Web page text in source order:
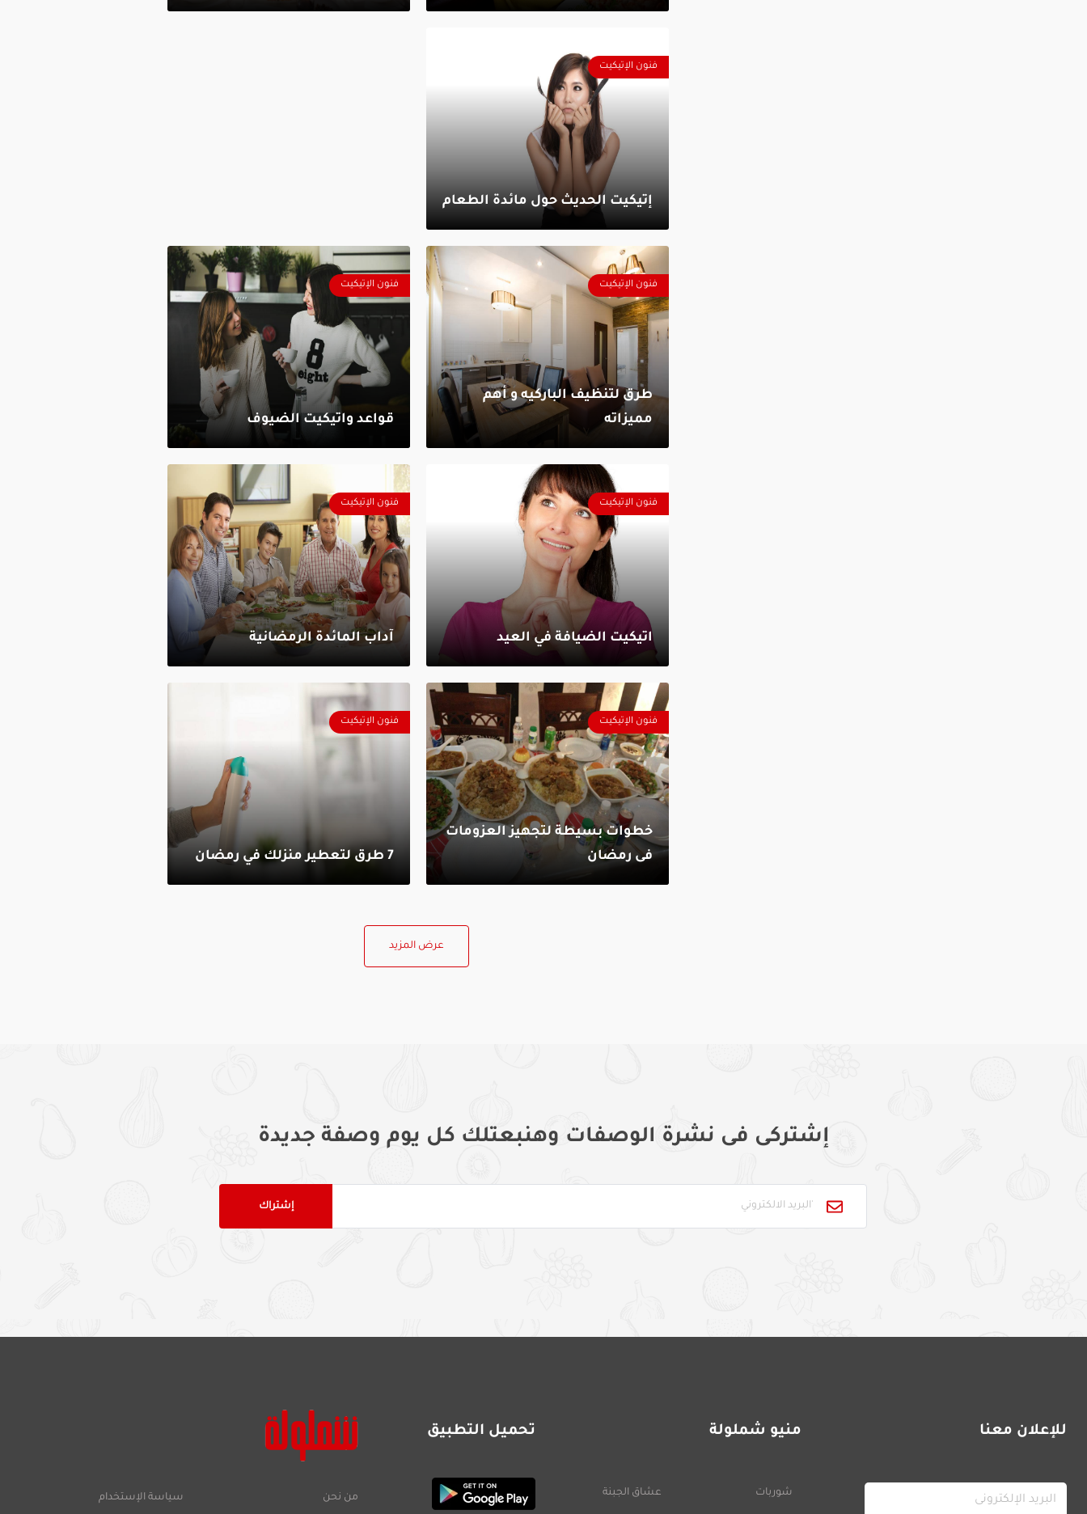
فنون الإتيكيت
إتيكيت الحديث حول مائدة الطعام
فنون الإتيكيت
طرق لتنظيف الباركيه و أهم
مميزاته
فنون الإتيكيت
قواعد واتيكيت الضيوف
فنون الإتيكيت
اتيكيت الضيافة في العيد
فنون الإتيكيت
آداب المائدة الرمضانية
فنون الإتيكيت
خطوات بسيطة لتجهيز العزومات
فى رمضان
فنون الإتيكيت
7 طرق لتعطير منزلك في رمضان
عرض المزيد
إشتركى فى نشرة الوصفات وهنبعتلك كل يوم وصفة جديدة
للإعلان معنا منيو شملولة
شوربات عشاق الجبنة
تحميل التطبيق
من نحن سياسة الإستخدام